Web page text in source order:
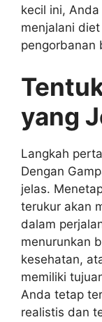
kecil ini,
menjalani
pengorbanan
yang
Langkah
Dengan
jelas.
terukur akan
dalam
menurunkan
kesehatan,
memiliki
Anda tetap
realistis dan